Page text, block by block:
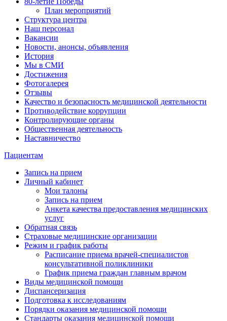
План мероприятий
Структура центра
Наш персонал
Вакансии
Новости, анонсы, объявления
История
Мы в СМИ
Достижения
Фотогалерея
Отзывы
Качество и безопасность медицинской деятельности
Противодействие коррупции
Контролирующие органы
Общественная деятельность
Наставничество
Пациентам
Запись на прием
Личный кабинет
Мои талоны
Запись на прием
Анкета качества предоставления медицинских
услуг
Обратная связь
Страховые медицинские организации
Режим и график работы
Расписание приема врачей-специалистов
консультативной поликлиники
График приема граждан главным врачом
Виды медицинской помощи
Диспансеризация
Подготовка к исследованиям
Порядки оказания медицинской помощи
Стандарты оказания медицинской помощи